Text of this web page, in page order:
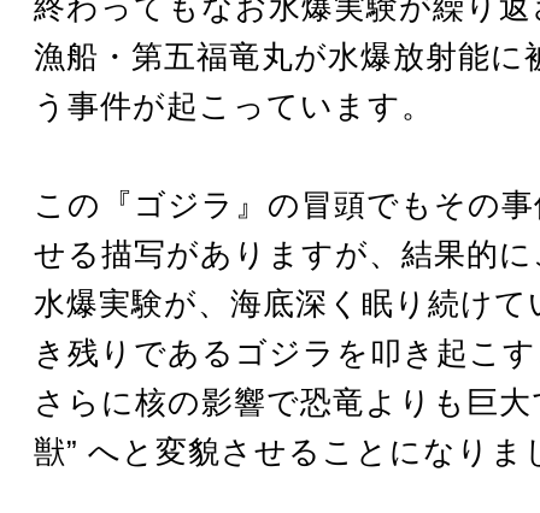
漁船・第五福竜丸が水爆放射能に
う事件が起こっています。
この『ゴジラ』の冒頭でもその
せる描写がありますが、結果的
水爆実験が、海底深く眠り続けて
き残りであるゴジラを叩き起こ
さらに核の影響で恐竜よりも巨大
獣” へと変貌させることになりま